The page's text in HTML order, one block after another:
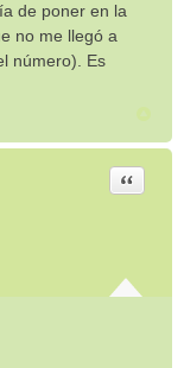
de poner en la
no me llegó a
número). Es
Citar